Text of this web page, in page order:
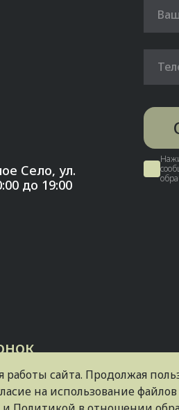
Село, ул.
до 19:00
звонок
сайта. Продолжая
на использование файлов